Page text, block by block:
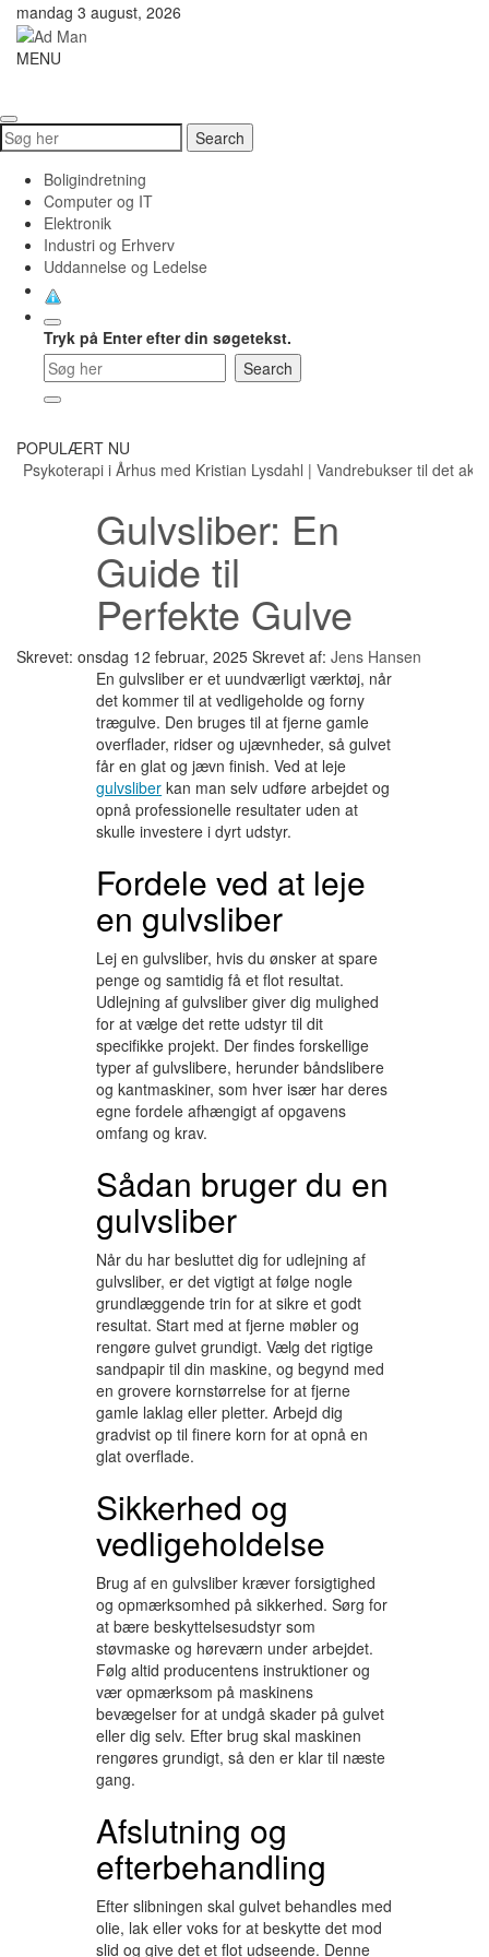
Skip
content
mandag 3 august, 2026
Ad
MENU
Search
for:
Search
Boligindretning
Computer og IT
Elektronik
Industri og Erhverv
Uddannelse og Ledelse
Tryk på Enter efter din søgetekst.
POPULÆRT NU
Psykoterapi i Århus med Kristian Lysdahl| Vandrebukser til det
Gulvsliber: En
Guide til
Perfekte Gulve
Skrevet: onsdag 12 februar, 2025 Skrevet af: Jens Hansen
En gulvsliber er et uundværligt værktøj, når
det kommer til at vedligeholde og forny
trægulve. Den bruges til at fjerne gamle
overflader, ridser og ujævnheder, så gulvet
får en glat og jævn finish. Ved at leje
gulvsliber kan man selv udføre arbejdet og
opnå professionelle resultater uden at
skulle investere i dyrt udstyr.
Fordele ved at leje
en gulvsliber
Lej en gulvsliber, hvis du ønsker at spare
penge og samtidig få et flot resultat.
Udlejning af gulvsliber giver dig mulighed
for at vælge det rette udstyr til dit
specifikke projekt. Der findes forskellige
typer af gulvslibere, herunder båndslibere
og kantmaskiner, som hver især har deres
egne fordele afhængigt af opgavens
omfang og krav.
Sådan bruger du en
gulvsliber
Når du har besluttet dig for udlejning af
gulvsliber, er det vigtigt at følge nogle
grundlæggende trin for at sikre et godt
resultat. Start med at fjerne møbler og
rengøre gulvet grundigt. Vælg det rigtige
sandpapir til din maskine, og begynd med
en grovere kornstørrelse for at fjerne
gamle laklag eller pletter. Arbejd dig
gradvist op til finere korn for at opnå en
glat overflade.
Sikkerhed og
vedligeholdelse
Brug af en gulvsliber kræver forsigtighed
og opmærksomhed på sikkerhed. Sørg for
at bære beskyttelsesudstyr som
støvmaske og høreværn under arbejdet.
Følg altid producentens instruktioner og
vær opmærksom på maskinens
bevægelser for at undgå skader på gulvet
eller dig selv. Efter brug skal maskinen
rengøres grundigt, så den er klar til næste
gang.
Afslutning og
efterbehandling
Efter slibningen skal gulvet behandles med
olie, lak eller voks for at beskytte det mod
slid og give det et flot udseende. Denne